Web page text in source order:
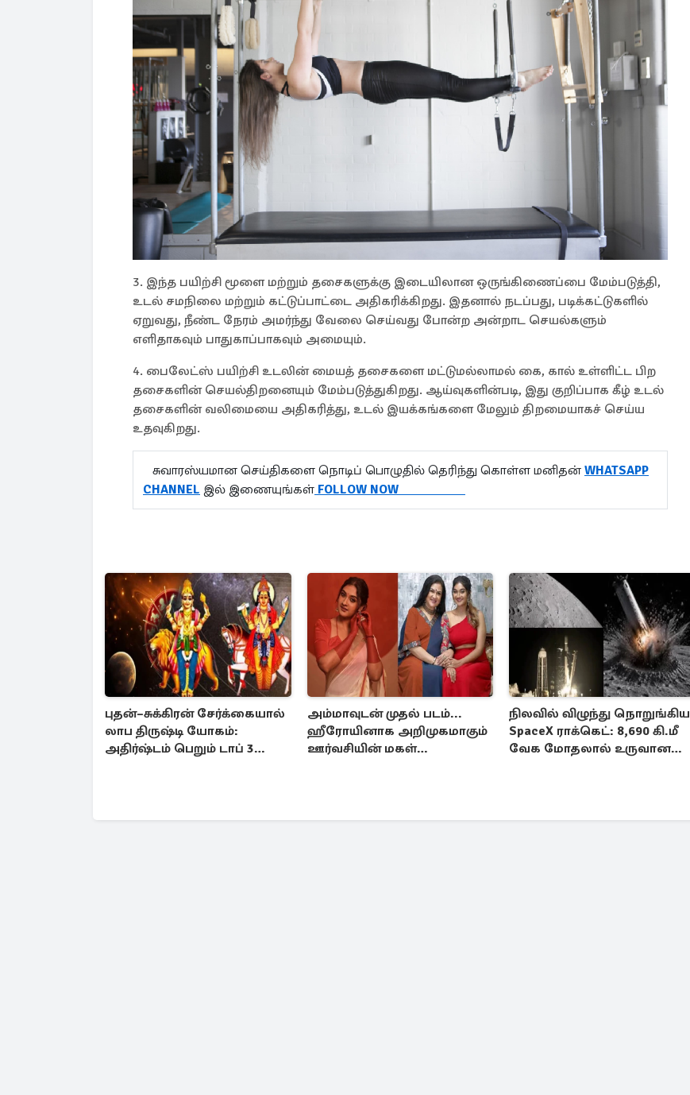
3. இந்த பயிற்சி மூளை மற்றும் தசைகளுக்கு இடையிலான ஒருங்கிணைப்பை மேம்படுத்தி,
உடல் சமநிலை மற்றும் கட்டுப்பாட்டை அதிகரிக்கிறது. இதனால் நடப்பது, படிக்கட்டுகளில்
ஏறுவது, நீண்ட நேரம் அமர்ந்து வேலை செய்வது போன்ற அன்றாட செயல்களும்
எளிதாகவும் பாதுகாப்பாகவும் அமையும்.
4. பைலேட்ஸ் பயிற்சி உடலின் மையத் தசைகளை மட்டுமல்லாமல் கை, கால் உள்ளிட்ட பிற
தசைகளின் செயல்திறனையும் மேம்படுத்துகிறது. ஆய்வுகளின்படி, இது குறிப்பாக கீழ் உடல்
தசைகளின் வலிமையை அதிகரித்து, உடல் இயக்கங்களை மேலும் திறமையாகச் செய்ய
உதவுகிறது.
சுவாரஸ்யமான செய்திகளை நொடிப் பொழுதில் தெரிந்து கொள்ள மனிதன் WHATSAPP
CHANNEL இல் இணையுங்கள் FOLLOW NOW
புதன்–சுக்கிரன் சேர்க்கையால்
லாப திருஷ்டி யோகம்:
அதிர்ஷ்டம் பெறும் டாப் 3
அம்மாவுடன் முதல் படம்...
ஹீரோயினாக அறிமுகமாகும்
ஊர்வசியின் மகள்
நிலவில் விழுந்து நொறுங்கிய
SpaceX ராக்கெட்: 8,690 கி.மீ
வேக மோதலால் உருவான